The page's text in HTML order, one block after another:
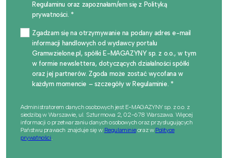
Regulaminu oraz zapoznałam/em się z Polityką
prywatności. *
Zgadzam się na otrzymywanie na podany adres e-mail
informacji handlowych od wydawcy portalu
Gramwzielone.pl, spółki E-MAGAZYNY sp. z o.o., w tym
w formie newslettera, dotyczących działalności spółki
oraz jej partnerów. Zgoda może zostać wycofana w
każdym momencie – szczegóły w Regulaminie. *
Administratorem danych osobowych jest E-MAGAZYNY sp. z o.o. z
siedzibą w Warszawie, ul. Szturmowa 2, 02-678 Warszawa. Więcej
informacji o przetwarzaniu danych osobowych oraz przysługujących
Państwu prawach znajduje się w Regulaminieoraz w Polityce
prywatności.